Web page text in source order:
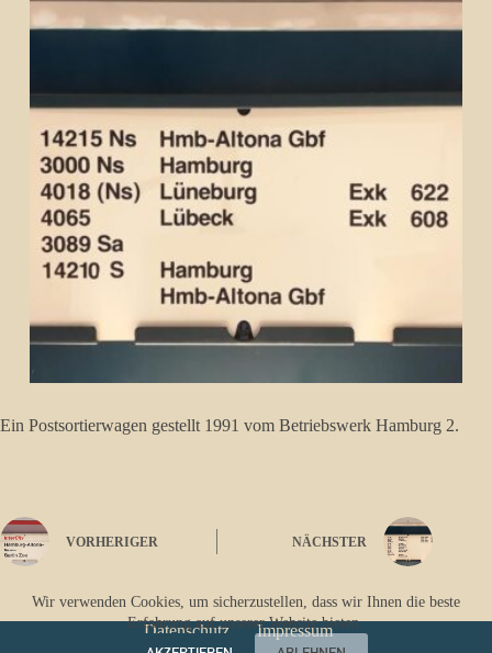
Wir verwenden Cookies, um sicherzustellen, dass wir Ihnen die beste
Erfahrung auf unserer Website bieten.
Ein Postsortierwagen gestellt 1991 vom Betriebswerk Hamburg 2.
VORHERIGER NÄCHSTER
Datenschutz Impressum